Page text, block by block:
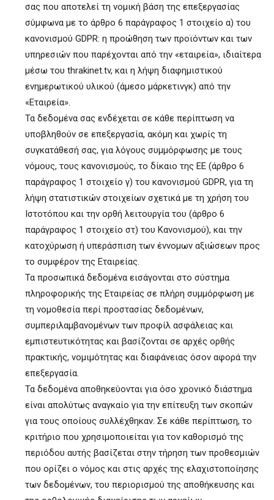
σας που αποτελεί τη νομική βάση της επεξεργασίας
σύμφωνα με το άρθρο 6 παράγραφος 1 στοιχείο α) του
κανονισμού GDPR: η προώθηση των προϊόντων και των
υπηρεσιών που παρέχονται από την «εταιρεία», ιδιαίτερα
μέσω του thrakinet.tv, και η λήψη διαφημιστικού
ενημερωτικού υλικού (άμεσο μάρκετινγκ) από την
«Εταιρεία».
Τα δεδομένα σας ενδέχεται σε κάθε περίπτωση να
υποβληθούν σε επεξεργασία, ακόμη και χωρίς τη
συγκατάθεσή σας, για λόγους συμμόρφωσης με τους
νόμους, τους κανονισμούς, το δίκαιο της ΕΕ (άρθρο 6
παράγραφος 1 στοιχείο γ) του κανονισμού GDPR, για τη
λήψη στατιστικών στοιχείων σχετικά με τη χρήση του
Ιστοτόπου και την ορθή λειτουργία του (άρθρο 6
παράγραφος 1 στοιχείο στ) του Κανονισμού), και την
κατοχύρωση ή υπεράσπιση των έννομων αξιώσεων προς
το συμφέρον της Εταιρείας.
Τα προσωπικά δεδομένα εισάγονται στο σύστημα
πληροφορικής της Εταιρείας σε πλήρη συμμόρφωση με
τη νομοθεσία περί προστασίας δεδομένων,
συμπεριλαμβανομένων των προφίλ ασφάλειας και
εμπιστευτικότητας και βασίζονται σε αρχές ορθής
πρακτικής, νομιμότητας και διαφάνειας όσον αφορά την
επεξεργασία.
Τα δεδομένα αποθηκεύονται για όσο χρονικό διάστημα
είναι απολύτως αναγκαίο για την επίτευξη των σκοπών
για τους οποίους συλλέχθηκαν. Σε κάθε περίπτωση, το
κριτήριο που χρησιμοποιείται για τον καθορισμό της
περιόδου αυτής βασίζεται στην τήρηση των προθεσμιών
που ορίζει ο νόμος και στις αρχές της ελαχιστοποίησης
των δεδομένων, του περιορισμού της αποθήκευσης και